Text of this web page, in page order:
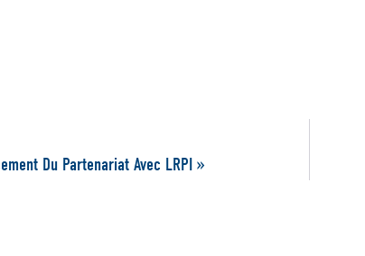
Du Partenariat Avec LRPI »